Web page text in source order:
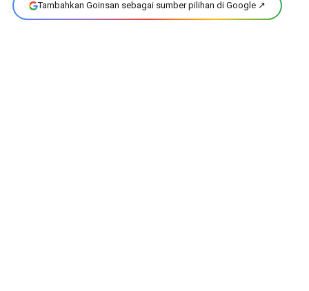
Tambahkan Goinsan sebagai sumber pilihan di Google ↗